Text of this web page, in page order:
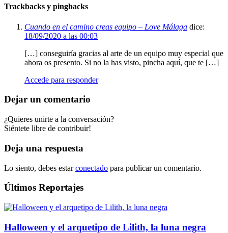
Trackbacks y pingbacks
Cuando en el camino creas equipo – Love Málaga dice:
18/09/2020 a las 00:03
[…] conseguiría gracias al arte de un equipo muy especial que
ahora os presento. Si no la has visto, pincha aquí, que te […]
Accede para responder
Dejar un comentario
¿Quieres unirte a la conversación?
Siéntete libre de contribuir!
Deja una respuesta
Lo siento, debes estarconectado para publicar un comentario.
Últimos Reportajes
Halloween y el arquetipo de Lilith, la luna negra